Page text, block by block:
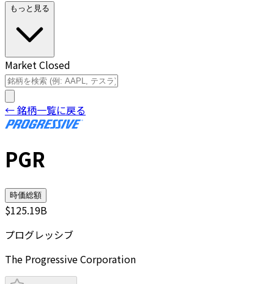
もっと見る
Market Closed
← 銘柄一覧に戻る
PGR
時価総額
$125.19B
プログレッシブ
The Progressive Corporation